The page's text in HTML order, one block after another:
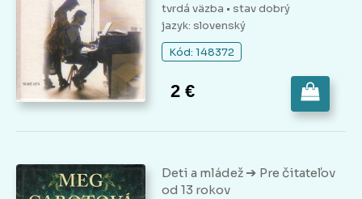
tvrdá väzba • stav dobrý
jazyk: slovenský
Kód: 148372
2 €
Deti a mládež ➔ Pre čitateľov
od 13 rokov